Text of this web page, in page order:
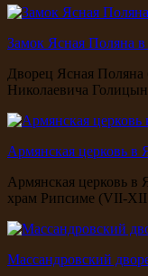
Замок Ясная Поляна в
Дворец Ясная Поляна
Николаевича
Армянская церковь в
Армянская церковь в
храм Рипсиме (VII-
Массандровский